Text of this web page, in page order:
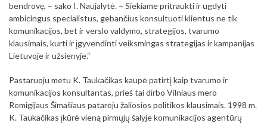
bendrovę, – sako I. Naujalytė. – Siekiame pritraukti ir ugdyti
ambicingus specialistus, gebančius konsultuoti klientus ne tik
komunikacijos, bet ir verslo valdymo, strategijos, tvarumo
klausimais, kurti ir įgyvendinti veiksmingas strategijas ir kampanijas
Lietuvoje ir užsienyje.“
Pastaruoju metu K. Taukačikas kaupė patirtį kaip tvarumo ir
komunikacijos konsultantas, prieš tai dirbo Vilniaus mero
Remigijaus Šimašiaus patarėju žaliosios politikos klausimais. 1998 m.
K. Taukačikas įkūrė vieną pirmųjų šalyje komunikacijos agentūrų